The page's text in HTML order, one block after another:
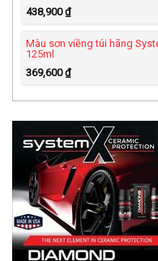
438,900₫
Màu sơn viềng túi hãng
125ml
369,600₫